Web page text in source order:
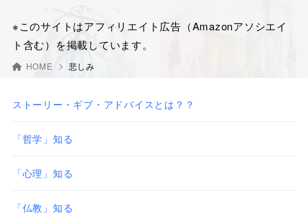
※このサイトはアフィリエイト広告（Amazonアソシエイ
ト含む）を掲載しています。
HOME 悲しみ
ストーリー・ギブ・アドバイスとは？？
「哲学」知る
「心理」知る
「仏教」知る